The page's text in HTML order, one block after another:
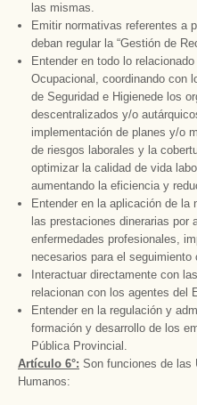
las mismas.
Emitir normativas referentes a
deban regular la “Gestión de
Entender en todo lo
Ocupacional, coordinando con
de Seguridad e Higienede los
descentralizados y/o
implementación de planes y/o
de riesgos laborales y la
optimizar la calidad de vida
aumentando la eficiencia y
Entender en la aplicación de la
las prestaciones dinerarias por
enfermedades profesionales,
necesarios para el seguimiento
Interactuar directamente con
relacionan con los agentes del
Entender en la regulación y
formación y desarrollo de los
PúblicaProvincial.
Artículo 6°: Son funciones de las
Humanos: